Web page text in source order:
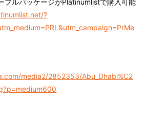
?
media2/2852353/Abu_Dhabi%C2